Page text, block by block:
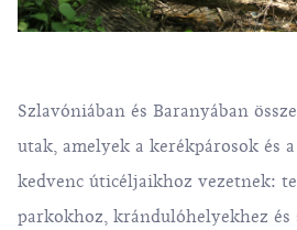
Szlavóniában és Baranyában
utak, amelyek a kerékpárosok és
kedvenc úticéljaikhoz vezetnek:
parkokhoz, krándulóhelyekhez